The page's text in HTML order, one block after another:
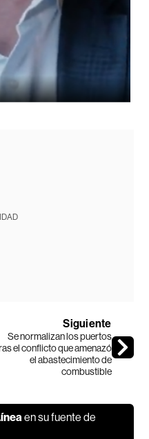
Siguiente
Se normalizan los puertos
el conflicto que amenazó
el abastecimiento de
combustible
en su fuente de